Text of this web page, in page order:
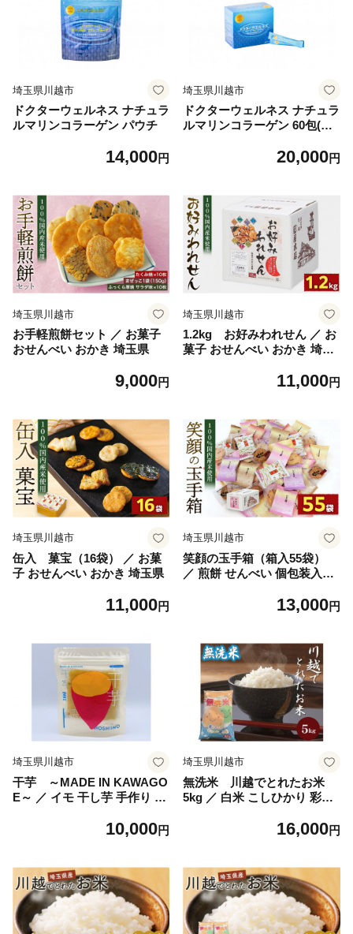
埼玉県川越市
ドクターウェルネス ナチュラ
ルマリンコラーゲン パウチ
14,000円
埼玉県川越市
ドクターウェルネス ナチュラ
ルマリンコラーゲン 60包(顆
20,000円
埼玉県川越市
お手軽煎餅セット ／ お菓子
おせんべい おかき 埼玉県
9,000円
埼玉県川越市
1.2kg お好みわれせん ／ お
菓子 おせんべい おかき 埼玉
11,000円
埼玉県川越市
缶入 菓宝（16袋） ／ お菓
子 おせんべい おかき 埼玉県
11,000円
埼玉県川越市
笑顔の玉手箱（箱入55袋）
／ 煎餅 せんべい 個包装入り
13,000円
埼玉県川越市
干芋 ～MADE IN KAWAGO
E～ ／ イモ 干し芋 手作り 埼
10,000円
埼玉県川越市
無洗米 川越でとれたお米
5kg ／ 白米 こしひかり 彩の
ブレンド米 埼玉県16,000円